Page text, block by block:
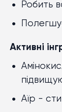
Робить
Активні
Аїр -